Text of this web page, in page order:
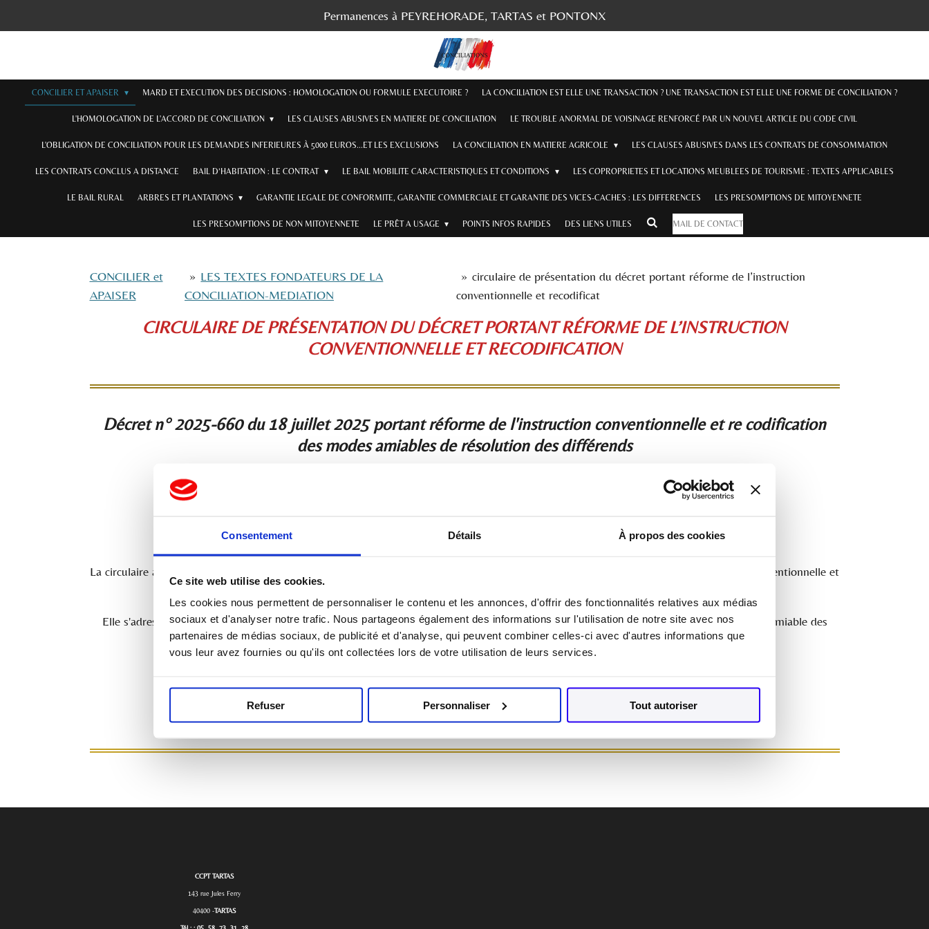
Consentement Détails À propos des cookies
Ce site web utilise des cookies.
Les cookies nous permettent de personnaliser le contenu et les annonces, d'offrir des fonctionnalités relatives aux médias
sociaux et d'analyser notre trafic. Nous partageons également des informations sur l'utilisation de notre site avec nos
partenaires de médias sociaux, de publicité et d'analyse, qui peuvent combiner celles-ci avec d'autres informations que
vous leur avez fournies ou qu'ils ont collectées lors de votre utilisation de leurs services.
Refuser Personnaliser Tout autoriser
au
Permanences à PEYREHORADE, TARTAS et PONTONX
CONCILIER ET APAISER MARD ET EXECUTION DES DECISIONS : HOMOLOGATION OU FORMULE EXECUTOIRE ? LA CONCILIATION EST ELLE UNE TRANSACTION ? UNE TRANSACTION EST ELLE UNE FORME DE CONCILIATION ?
L'HOMOLOGATION DE L'ACCORD DE CONCILIATION LES CLAUSES ABUSIVES EN MATIERE DE CONCILIATION LE TROUBLE ANORMAL DE VOISINAGE RENFORCÉ PAR UN NOUVEL ARTICLE DU CODE CIVIL
L'OBLIGATION DE CONCILIATION POUR LES DEMANDES INFERIEURES À 5000 EUROS...ET LES EXCLUSIONS LA CONCILIATION EN MATIERE AGRICOLE LES CLAUSES ABUSIVES DANS LES CONTRATS DE CONSOMMATION
LES CONTRATS CONCLUS A DISTANCE BAIL D’HABITATION : LE CONTRAT LE BAIL MOBILITE CARACTERISTIQUES ET CONDITIONS LES COPROPRIETES ET LOCATIONS MEUBLEES DE TOURISME : TEXTES APPLICABLES
LE BAIL RURAL ARBRES ET PLANTATIONS GARANTIE LEGALE DE CONFORMITE, GARANTIE COMMERCIALE ET GARANTIE DES VICES-CACHES : LES DIFFERENCES LES PRESOMPTIONS DE MITOYENNETE
LES PRESOMPTIONS DE NON MITOYENNETE LE PRÊT A USAGE POINTS INFOS RAPIDES DES LIENS UTILES MAIL DE CONTACT
CONCILIER et
APAISER
» LES TEXTES FONDATEURS DE LA
CONCILIATION-MEDIATION
» circulaire de présentation du décret portant réforme de l’instruction
conventionnelle et recodificat
CIRCULAIRE DE PRÉSENTATION DU DÉCRET PORTANT RÉFORME DE L’INSTRUCTION
CONVENTIONNELLE ET RECODIFICATION
Décret n° 2025-660 du 18 juillet 2025 portant réforme de l'instruction conventionnelle et re codification
des modes amiables de résolution des différends
La circulaire a pour objectif de présenter les nouvelles dispositions du décret n° 2025-660 du 18 juillet 2025, qui réforme l'instruction conventionnelle et
recodifie les modes amiables de résolution des différends.
Elle s'adresse aux magistrats, aux conciliateurs de justice, aux médiateurs, aux avocats et à tous les acteurs concernés par la résolution amiable des
litiges.
CCPT TARTAS
143 rue Jules Ferry
40400 -TARTAS